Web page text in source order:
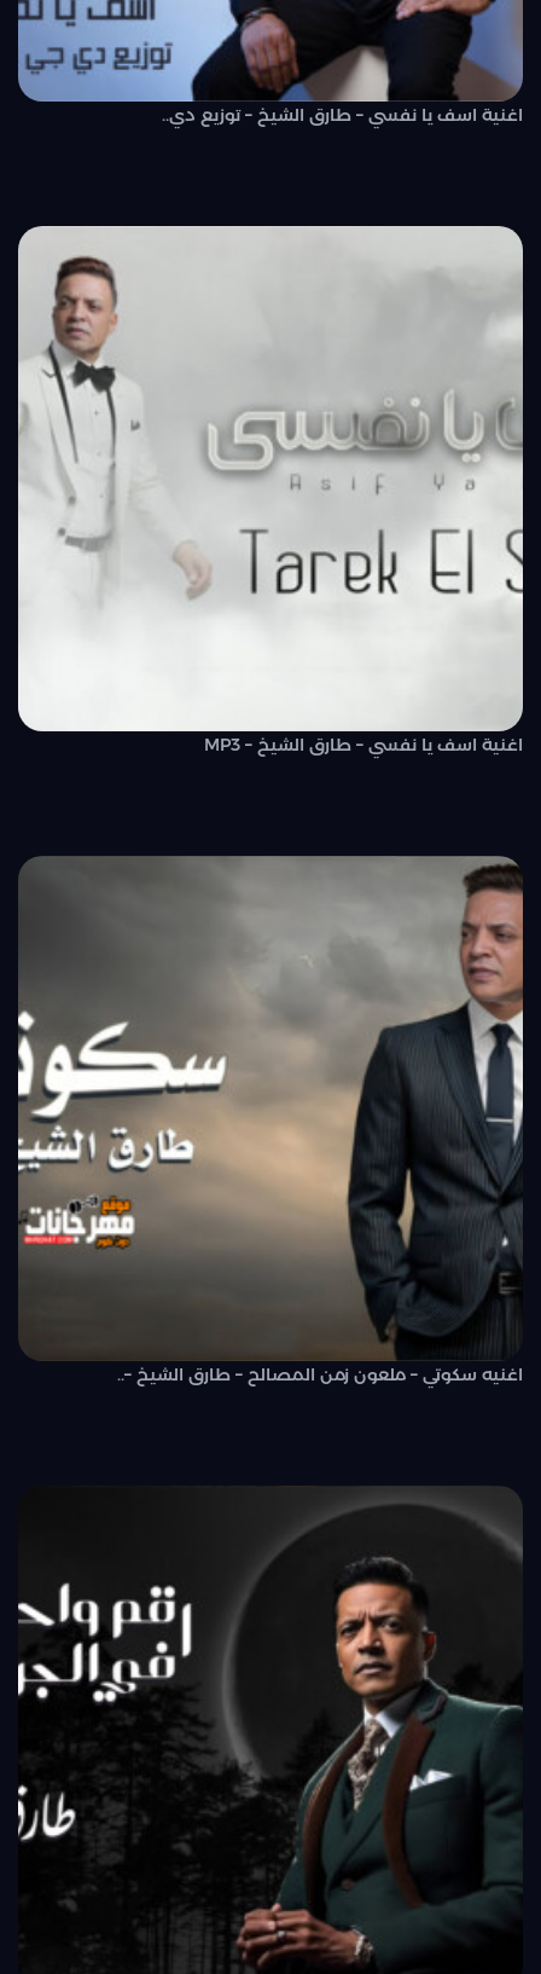
اغنية اسف يا نفسي – طارق الشيخ – توزيع دي..
اغنية اسف يا نفسي – طارق الشيخ – MP3
اغنيه سكوتي – ملعون زمن المصالح – طارق الشيخ –..